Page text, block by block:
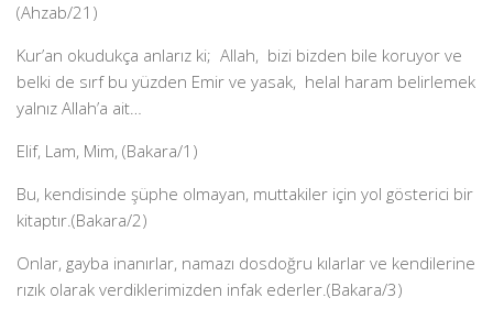
(Ahzab/21)
Kur’an okudukça anlarız ki; Allah, bizi bizden bile koruyor ve
belki de sırf bu yüzden Emir ve yasak, helal haram belirlemek
yalnız Allah’a ait…
Elif, Lam, Mim, (Bakara/1)
Bu, kendisinde şüphe olmayan, muttakiler için yol gösterici bir
kitaptır.(Bakara/2)
Onlar, gayba inanırlar, namazı dosdoğru kılarlar ve kendilerine
rızık olarak verdiklerimizden infak ederler.(Bakara/3)